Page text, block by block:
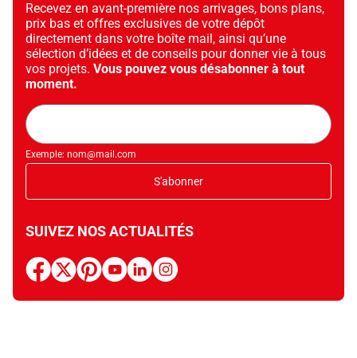
Recevez en avant-première nos arrivages, bons plans,
prix bas et offres exclusives de votre dépôt
directement dans votre boîte mail, ainsi qu’une
sélection d’idées et de conseils pour donner vie à tous
vos projets. Vous pouvez vous désabonner à tout
moment.
Adresse
mail
Exemple: nom@mail.com
S'abonner
SUIVEZ NOS ACTUALITÉS
facebook
x pinterestyoutubelinkedininstagram